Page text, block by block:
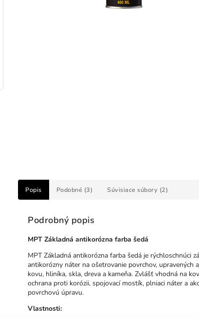
Popis Podobné (3) Súvisiace súbory (2)
Podrobný popis
MPT Základná antikorózna farba šedá
MPT Základná antikorózna farba šedá je rýchloschnúci
antikorózny náter na ošetrovanie povrchov, upravených
kovu, hliníka, skla, dreva a kameňa. Zvlášť vhodná na
ochrana proti korózii, spojovací mostík, plniaci náter a
povrchovú úpravu.
Vlastnosti: